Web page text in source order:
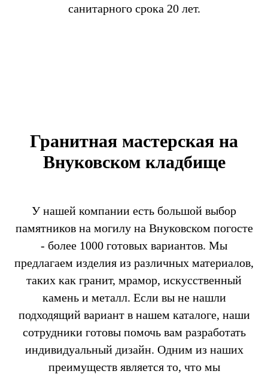
санитарного срока 20 лет.
Гранитная мастерская на
Внуковском кладбище
У нашей компании есть большой выбор
памятников на могилу на Внуковском погосте
- более 1000 готовых вариантов. Мы
предлагаем изделия из различных материалов,
таких как гранит, мрамор, искусственный
камень и металл. Если вы не нашли
подходящий вариант в нашем каталоге, наши
сотрудники готовы помочь вам разработать
индивидуальный дизайн. Одним из наших
преимуществ является то, что мы